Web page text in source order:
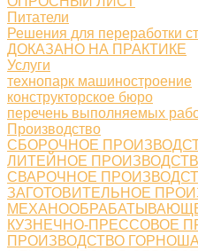
Питатели
Решения для переработки
ДОКАЗАНО НА ПРАКТИКЕ
Услуги
технопарк машиностроение
конструкторское бюро
перечень выполняемых
Производство
СБОРОЧНОЕ
ЛИТЕЙНОЕ
СВАРОЧНОЕ
ЗАГОТОВИТЕЛЬНОЕ
КУЗНЕЧНО-ПРЕССОВОЕ
ПРОИЗВОДСТВО